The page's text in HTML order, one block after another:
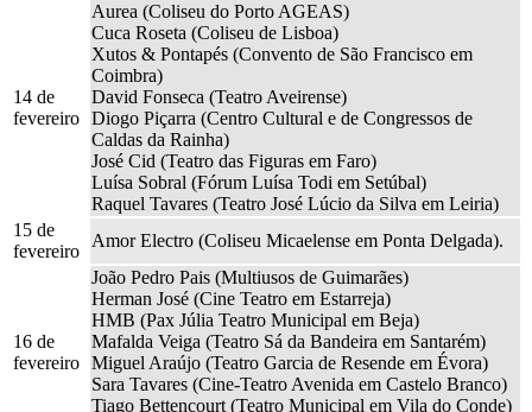
14 de
fevereiro
Aurea (Coliseu do Porto AGEAS)
Cuca Roseta (Coliseu de Lisboa)
Xutos & Pontapés (Convento de São Francisco em
Coimbra)
David Fonseca (Teatro Aveirense)
Diogo Piçarra (Centro Cultural e de Congressos de
Caldas da Rainha)
José Cid (Teatro das Figuras em Faro)
Luísa Sobral (Fórum Luísa Todi em Setúbal)
Raquel Tavares (Teatro José Lúcio da Silva em Leiria)
15 de
fevereiro
Amor Electro (Coliseu Micaelense em Ponta Delgada).
16 de
fevereiro
João Pedro Pais (Multiusos de Guimarães)
Herman José (Cine Teatro em Estarreja)
HMB (Pax Júlia Teatro Municipal em Beja)
Mafalda Veiga (Teatro Sá da Bandeira em Santarém)
Miguel Araújo (Teatro Garcia de Resende em Évora)
Sara Tavares (Cine-Teatro Avenida em Castelo Branco)
Tiago Bettencourt (Teatro Municipal em Vila do Conde)